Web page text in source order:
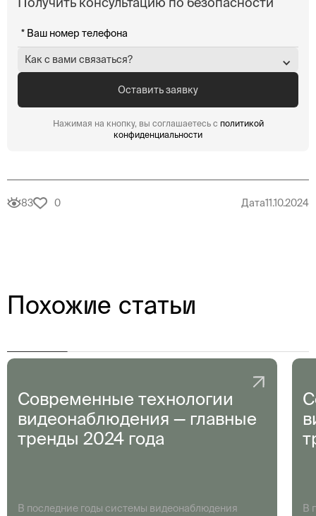
Как с вами связаться?
Нажимая на кнопку, вы соглашаетесь с политикой
конфиденциальности
83 0 Дата11.10.2024
Похожие статьи
Современные технологии
видеонаблюдения — главные
тренды 2024 года
В последние годы системы видеонаблюдения
В